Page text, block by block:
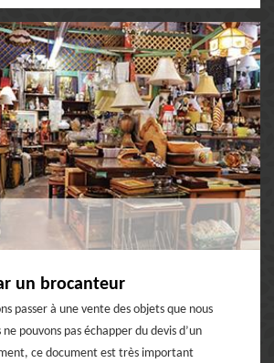
un brocanteur
passer à une vente des objets que nous
ne pouvons pas échapper du devis d’un
ce document est très important